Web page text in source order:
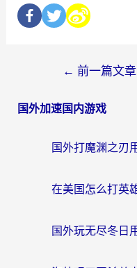
← 前一篇文章
国外加速国内游戏